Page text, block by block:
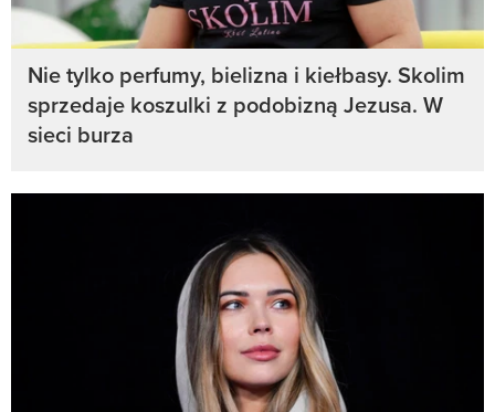
Nie tylko perfumy, bielizna i kiełbasy. Skolim
sprzedaje koszulki z podobizną Jezusa. W
sieci burza